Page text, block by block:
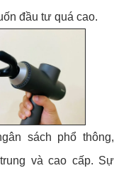
đầu tư quá cao.
sách phổ thông,
và cao cấp. Sự